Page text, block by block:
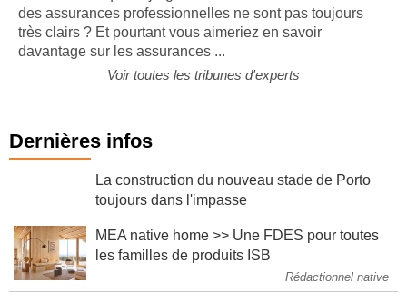
Vous trouvez que le jargon des assureurs et les subtilités
des assurances professionnelles ne sont pas toujours
très clairs ? Et pourtant vous aimeriez en savoir
Dernières infos
La construction du nouveau stade de Porto
MEA native home >> Une FDES pour toutes
Rédactionnel native